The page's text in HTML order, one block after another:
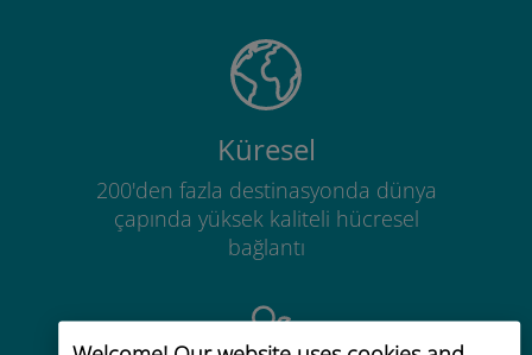
Küresel
200'den fazla destinasyonda dünya
çapında yüksek kaliteli hücresel
bağlantı